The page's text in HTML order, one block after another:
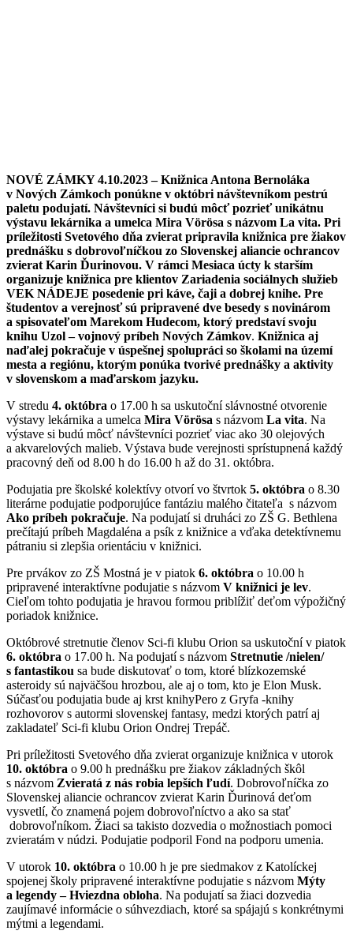
NOVÉ ZÁMKY 4.10.2023 – Knižnica Antona Bernoláka
v Nových Zámkoch ponúkne v októbri návštevníkom pestrú
paletu podujatí. Návštevníci si budú môcť pozrieť unikátnu
výstavu lekárnika a umelca Mira Vörösa s názvom La vita. Pri
príležitosti Svetového dňa zvierat pripravila knižnica pre žiakov
prednášku s dobrovoľníčkou zo Slovenskej aliancie ochrancov
zvierat Karin Ďurinovou. V rámci Mesiaca úcty k starším
organizuje knižnica pre klientov Zariadenia sociálnych služieb
VEK NÁDEJE posedenie pri káve, čaji a dobrej knihe. Pre
študentov a verejnosť sú pripravené dve besedy s novinárom
a spisovateľom Marekom Hudecom, ktorý predstaví svoju
knihu Uzol – vojnový príbeh Nových Zámkov. Knižnica aj
naďalej pokračuje v úspešnej spolupráci so školami na území
mesta a regiónu, ktorým ponúka tvorivé prednášky a aktivity
v slovenskom a maďarskom jazyku.
V stredu 4. októbra o 17.00 h sa uskutoční slávnostné otvorenie
výstavy lekárnika a umelca Mira Vörösa s názvom La vita. Na
výstave si budú môcť návštevníci pozrieť viac ako 30 olejových
a akvarelových malieb. Výstava bude verejnosti sprístupnená každý
pracovný deň od 8.00 h do 16.00 h až do 31. októbra.
Podujatia pre školské kolektívy otvorí vo štvrtok 5. októbra o 8.30
literárne podujatie podporujúce fantáziu malého čitateľa s názvom
Ako príbeh pokračuje. Na podujatí si druháci zo ZŠ G. Bethlena
prečítajú príbeh Magdaléna a psík z knižnice a vďaka detektívnemu
pátraniu si zlepšia orientáciu v knižnici.
Pre prvákov zo ZŠ Mostná je v piatok 6. októbra o 10.00 h
pripravené interaktívne podujatie s názvom V knižnici je lev.
Cieľom tohto podujatia je hravou formou priblížiť deťom výpožičný
poriadok knižnice.
Októbrové stretnutie členov Sci-fi klubu Orion sa uskutoční v piatok
6. októbra o 17.00 h. Na podujatí s názvom Stretnutie /nielen/
s fantastikou sa bude diskutovať o tom, ktoré blízkozemské
asteroidy sú najväčšou hrozbou, ale aj o tom, kto je Elon Musk.
Súčasťou podujatia bude aj krst knihyPero z Gryfa -knihy
rozhovorov s autormi slovenskej fantasy, medzi ktorých patrí aj
zakladateľ Sci-fi klubu Orion Ondrej Trepáč.
Pri príležitosti Svetového dňa zvierat organizuje knižnica v utorok
10. októbra o 9.00 h prednášku pre žiakov základných škôl
s názvom Zvieratá z nás robia lepších ľudí. Dobrovoľníčka zo
Slovenskej aliancie ochrancov zvierat Karin Ďurinová deťom
vysvetlí, čo znamená pojem dobrovoľníctvo a ako sa stať
dobrovoľníkom. Žiaci sa takisto dozvedia o možnostiach pomoci
zvieratám v núdzi. Podujatie podporil Fond na podporu umenia.
V utorok 10. októbra o 10.00 h je pre siedmakov z Katolíckej
spojenej školy pripravené interaktívne podujatie s názvom Mýty
a legendy – Hviezdna obloha. Na podujatí sa žiaci dozvedia
zaujímavé informácie o súhvezdiach, ktoré sa spájajú s konkrétnymi
mýtmi a legendami.